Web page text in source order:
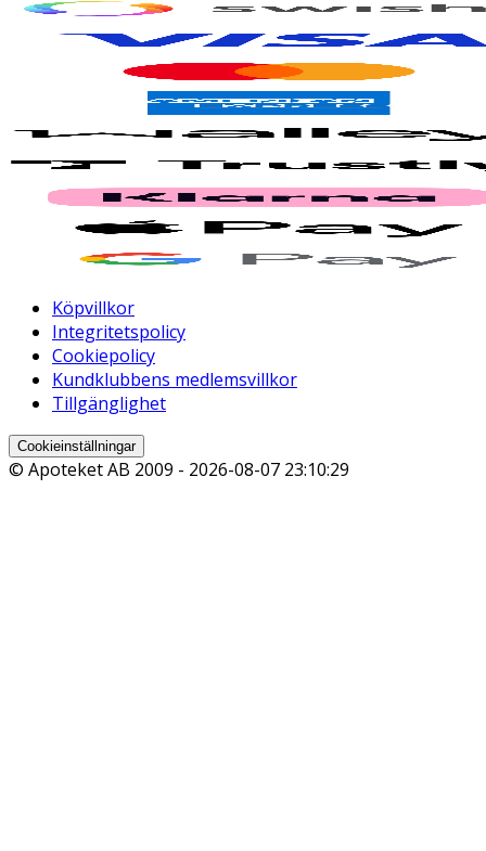
Köpvillkor
Integritetspolicy
Cookiepolicy
Kundklubbens medlemsvillkor
Tillgänglighet
Cookieinställningar
© Apoteket AB 2009 - 2026-08-07 23:10:29